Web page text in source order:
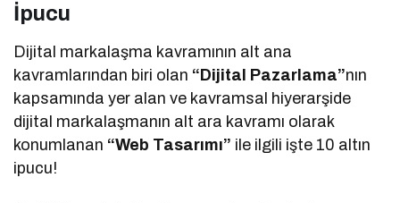
İpucu
Dijital markalaşma kavramının alt ana
kavramlarından biri olan “Dijital Pazarlama”nın
kapsamında yer alan ve kavramsal hiyerarşide
dijital markalaşmanın alt ara kavramı olarak
konumlanan “Web Tasarımı” ile ilgili işte 10 altın
ipucu!